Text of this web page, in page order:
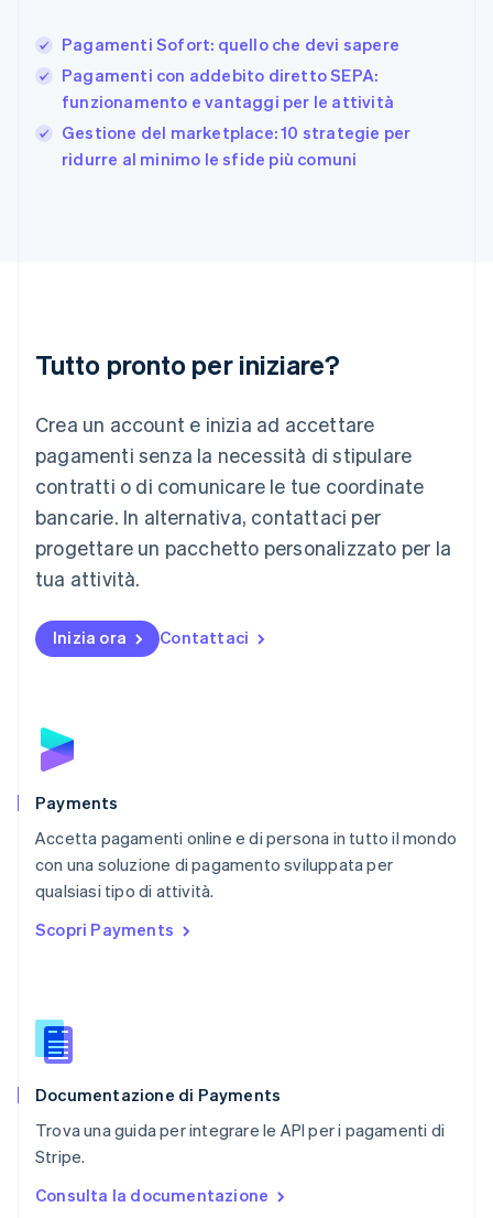
Pagamenti Sofort: quello che devi sapere
Pagamenti con addebito diretto SEPA:
funzionamento e vantaggi per le attività
Gestione del marketplace: 10 strategie per
ridurre al minimo le sfide più comuni
Tutto pronto per iniziare?
Crea un account e inizia ad accettare
pagamenti senza la necessità di stipulare
contratti o di comunicare le tue coordinate
bancarie. In alternativa, contattaci per
progettare un pacchetto personalizzato per la
tua attività.
Inizia ora Contattaci
Payments
Accetta pagamenti online e di persona in tutto il mondo
con una soluzione di pagamento sviluppata per
qualsiasi tipo di attività.
Scopri Payments
Documentazione di Payments
Trova una guida per integrare le API per i pagamenti di
Stripe.
Consulta la documentazione
日本語English
English
Grecia
English
India
Lituania
Lussemburgo
Deutsch English
Malaysia
English 简体中文
Malta
Messico
EspañolEnglish
English
Nuova Zelanda
Polonia
English
Português
English简体中文
Regno Unito
English
English
English
Slovacchia
Slovenia
Spagna
Español
English Español简体中文